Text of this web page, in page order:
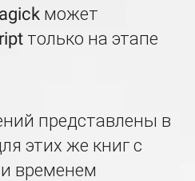
может
только на этапе
представлены в
этих же книг с
временем